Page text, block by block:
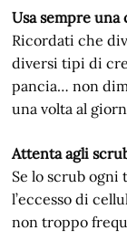
Usa sempre
Ricordati che
diversi tipi di
pancia… non
una volta al
Attenta agli
Se lo scrub
l’eccesso di
non troppo